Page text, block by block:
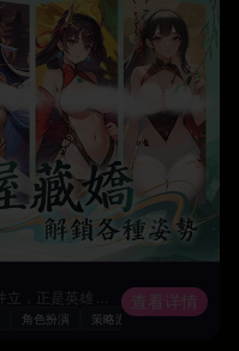
角色扮演 策略游戏 美少女
查看详情